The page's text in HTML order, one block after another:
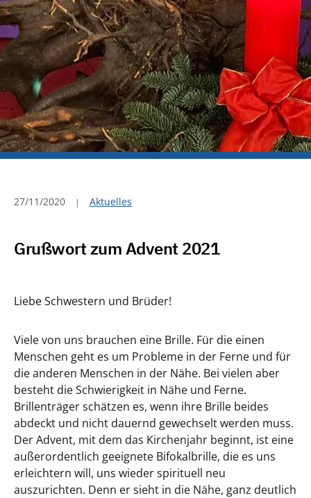
27/11/2020 Aktuelles
Grußwort zum Advent 2021
Liebe Schwestern und Brüder!
Viele von uns brauchen eine Brille. Für die einen
Menschen geht es um Probleme in der Ferne und für
die anderen Menschen in der Nähe. Bei vielen aber
besteht die Schwierigkeit in Nähe und Ferne.
Brillenträger schätzen es, wenn ihre Brille beides
abdeckt und nicht dauernd gewechselt werden muss.
Der Advent, mit dem das Kirchenjahr beginnt, ist eine
außerordentlich geeignete Bifokalbrille, die es uns
erleichtern will, uns wieder spirituell neu
auszurichten. Denn er sieht in die Nähe, ganz deutlich